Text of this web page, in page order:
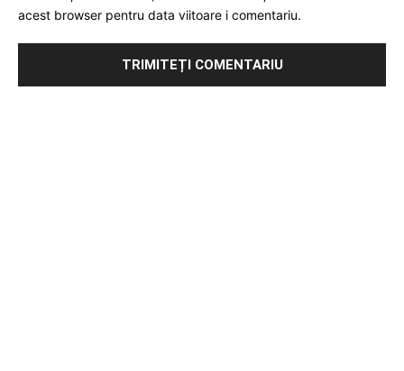
acest browser pentru data viitoare i comentariu.